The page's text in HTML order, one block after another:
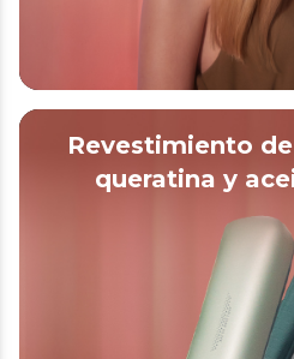
Revestimiento
queratina y